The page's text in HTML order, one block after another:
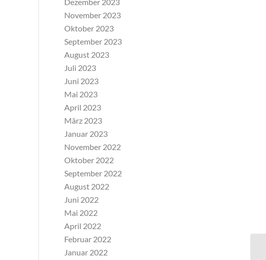
November 2023
Oktober 2023
September 2023
August 2023
Juli 2023
Juni 2023
Mai 2023
April 2023
März 2023
Januar 2023
November 2022
Oktober 2022
September 2022
August 2022
Juni 2022
Mai 2022
April 2022
Februar 2022
Januar 2022